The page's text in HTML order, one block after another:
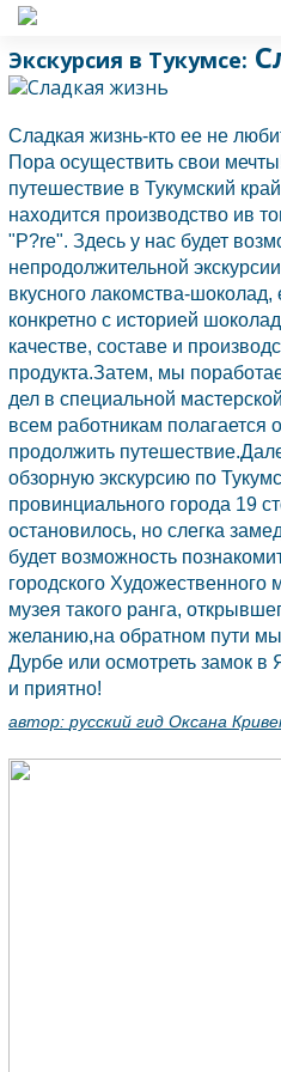
Экскурсия в Тукумсе:
Сладкая жизнь-кто ее не
Пора осуществить свои
путешествие в Тукумский
находится производство ив
"P?re". Здесь у нас будет
непродолжительной
вкусного лакомства-
конкретно с историей
качестве, составе и
продукта.Затем, мы
дел в специальной
всем работникам полагается
продолжить
обзорную экскурсию по
провинциального города 19
остановилось, но слегка
будет возможность
городского Художественного
музея такого ранга,
желанию,на обратном пути
Дурбе или осмотреть замок в
и приятно!
автор: русский гид Оксана